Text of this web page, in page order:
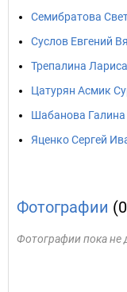
Семибратова
Суслов Евгений
Трепалина
Цатурян Асмик
Шабанова
Яценко Сергей
Фотографии
Фотографии пока не